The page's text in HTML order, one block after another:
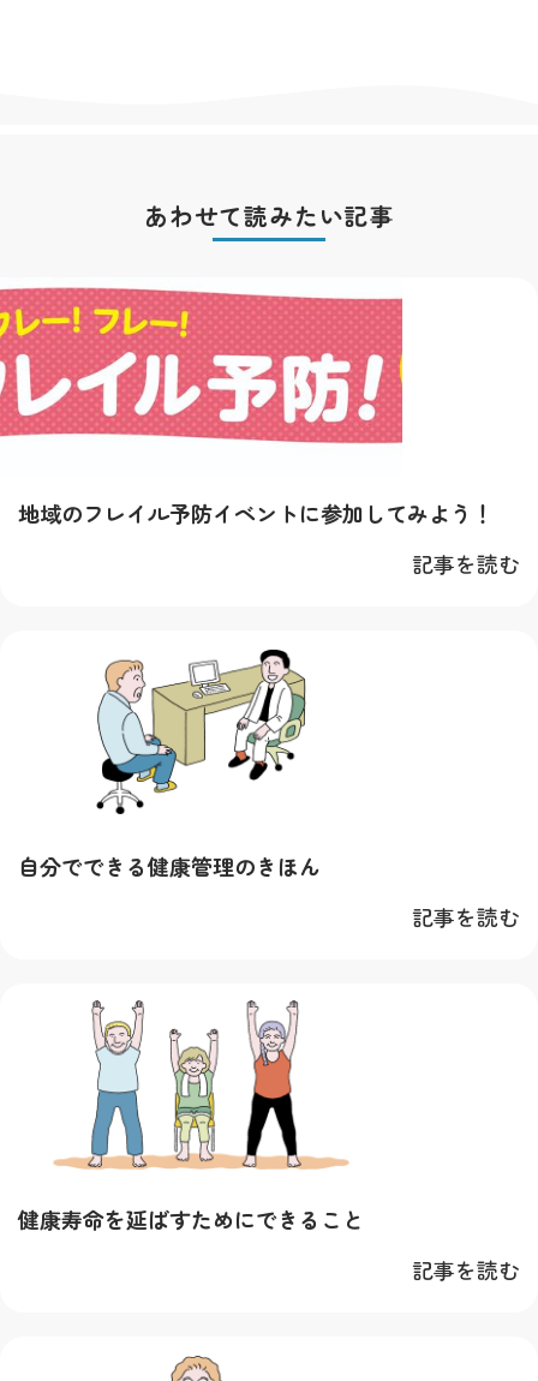
あわせて読みたい記事
地域のフレイル予防イベントに参加してみよう！
記事を読む
自分でできる健康管理のきほん
記事を読む
健康寿命を延ばすためにできること
記事を読む